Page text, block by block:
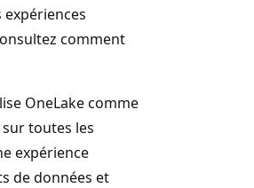
comment
OneLake comme
toutes les
expérience
de données et